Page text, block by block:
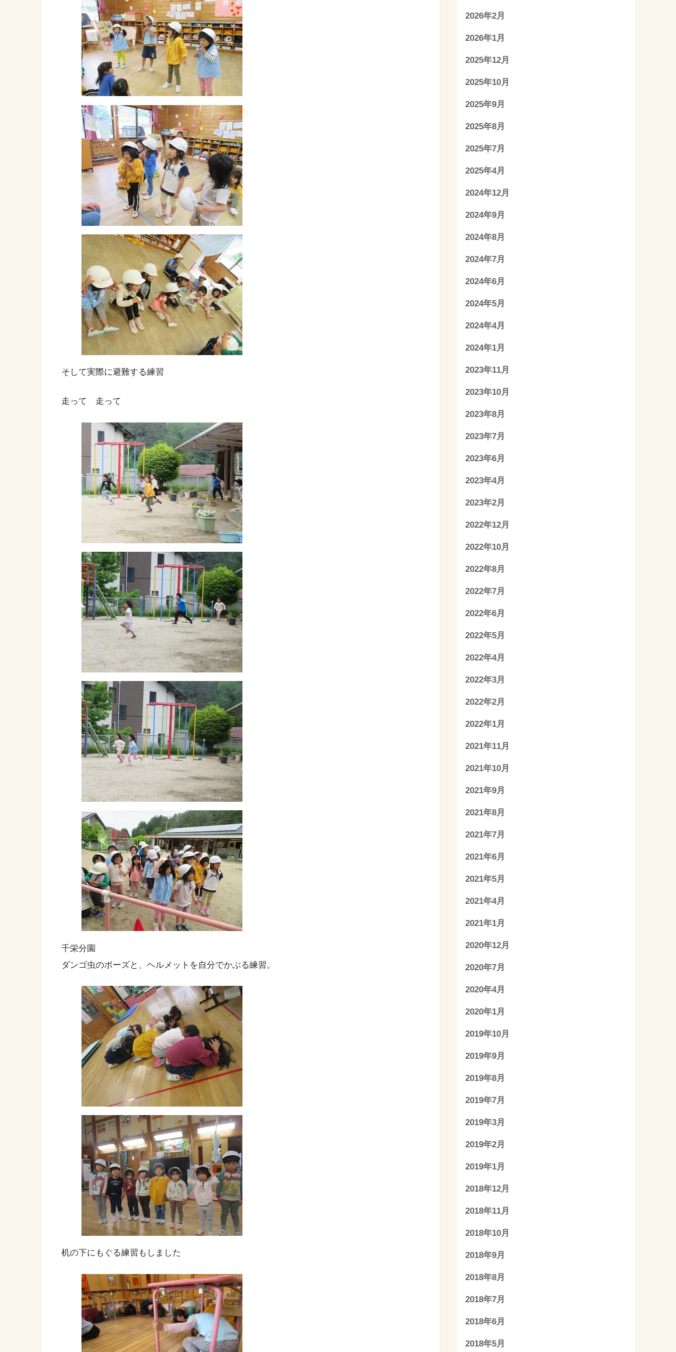
そして実際に避難する練習
走って 走って
千栄分園
ダンゴ虫のポーズと、ヘルメットを自分でかぶる練習。
机の下にもぐる練習もしました
2026年2月
2026年1月
2025年12月
2025年10月
2025年9月
2025年8月
2025年7月
2025年4月
2024年12月
2024年9月
2024年8月
2024年7月
2024年6月
2024年5月
2024年4月
2024年1月
2023年11月
2023年10月
2023年8月
2023年7月
2023年6月
2023年4月
2023年2月
2022年12月
2022年10月
2022年8月
2022年7月
2022年6月
2022年5月
2022年4月
2022年3月
2022年2月
2022年1月
2021年11月
2021年10月
2021年9月
2021年8月
2021年7月
2021年6月
2021年5月
2021年4月
2021年1月
2020年12月
2020年7月
2020年4月
2020年1月
2019年10月
2019年9月
2019年8月
2019年7月
2019年3月
2019年2月
2019年1月
2018年12月
2018年11月
2018年10月
2018年9月
2018年8月
2018年7月
2018年6月
2018年5月